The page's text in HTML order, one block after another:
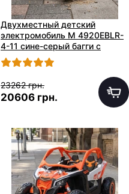
Двухместный детский
электромобиль M 4920EBLR-
4-11 сине-серый багги с
двумя моторами по 240W
23262 грн.
20606 грн.